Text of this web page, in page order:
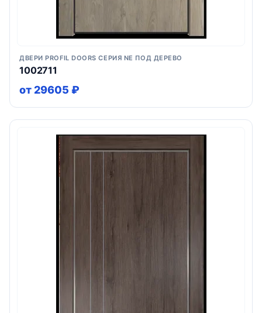
ДВЕРИ PROFIL DOORS СЕРИЯ NE ПОД ДЕРЕВО
1002711
от 29605 ₽